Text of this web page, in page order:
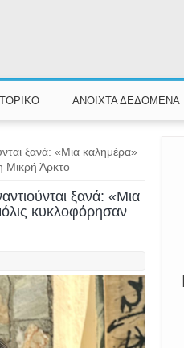
ΑΝΟΙΧΤΑ ΔΕΔΟΜΕΝΑ
ξανά: «Μια καλημέρα»
Μικρή Άρκτο
ξανά: «Μια
κυκλοφόρησαν